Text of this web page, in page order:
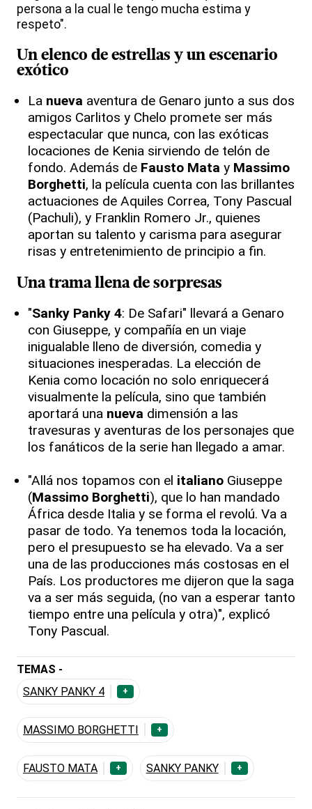
persona a la cual le tengo mucha estima y
respeto".
Un elenco de estrellas y un escenario
exótico
La nueva aventura de Genaro junto a sus dos
amigos Carlitos y Chelo promete ser más
espectacular que nunca, con las exóticas
locaciones de Kenia sirviendo de telón de
fondo. Además de Fausto Mata y Massimo
Borghetti, la película cuenta con las brillantes
actuaciones de Aquiles Correa, Tony Pascual
(Pachuli), y Franklin Romero Jr., quienes
aportan su talento y carisma para asegurar
risas y entretenimiento de principio a fin.
Una trama llena de sorpresas
"Sanky Panky 4: De Safari" llevará a Genaro
con Giuseppe, y compañía en un viaje
inigualable lleno de diversión, comedia y
situaciones inesperadas. La elección de
Kenia como locación no solo enriquecerá
visualmente la película, sino que también
aportará una nueva dimensión a las
travesuras y aventuras de los personajes que
los fanáticos de la serie han llegado a amar.
"Allá nos topamos con el italiano Giuseppe
(Massimo Borghetti), que lo han mandado
África desde Italia y se forma el revolú. Va a
pasar de todo. Ya tenemos toda la locación,
pero el presupuesto se ha elevado. Va a ser
una de las producciones más costosas en el
País. Los productores me dijeron que la saga
va a ser más seguida, (no van a esperar tanto
tiempo entre una película y otra)", explicó
Tony Pascual.
TEMAS -
SANKY PANKY 4
+
MASSIMO BORGHETTI +
FAUSTO MATA + SANKY PANKY +